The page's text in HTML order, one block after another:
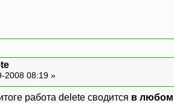
2008 08:19 »
работа delete сводится в любом